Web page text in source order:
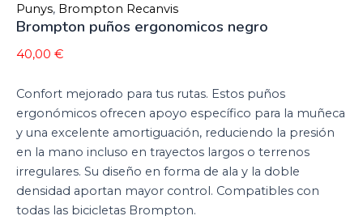
Punys, Brompton Recanvis
Brompton puños ergonomicos negro
40,00 €
Confort mejorado para tus rutas. Estos puños
ergonómicos ofrecen apoyo específico para la muñeca
y una excelente amortiguación, reduciendo la presión
en la mano incluso en trayectos largos o terrenos
irregulares. Su diseño en forma de ala y la doble
densidad aportan mayor control. Compatibles con
todas las bicicletas Brompton.